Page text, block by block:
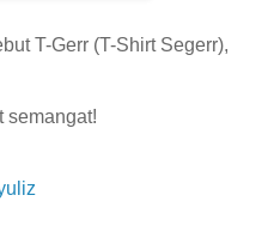
T-Gerr (T-Shirt Segerr),
semangat!